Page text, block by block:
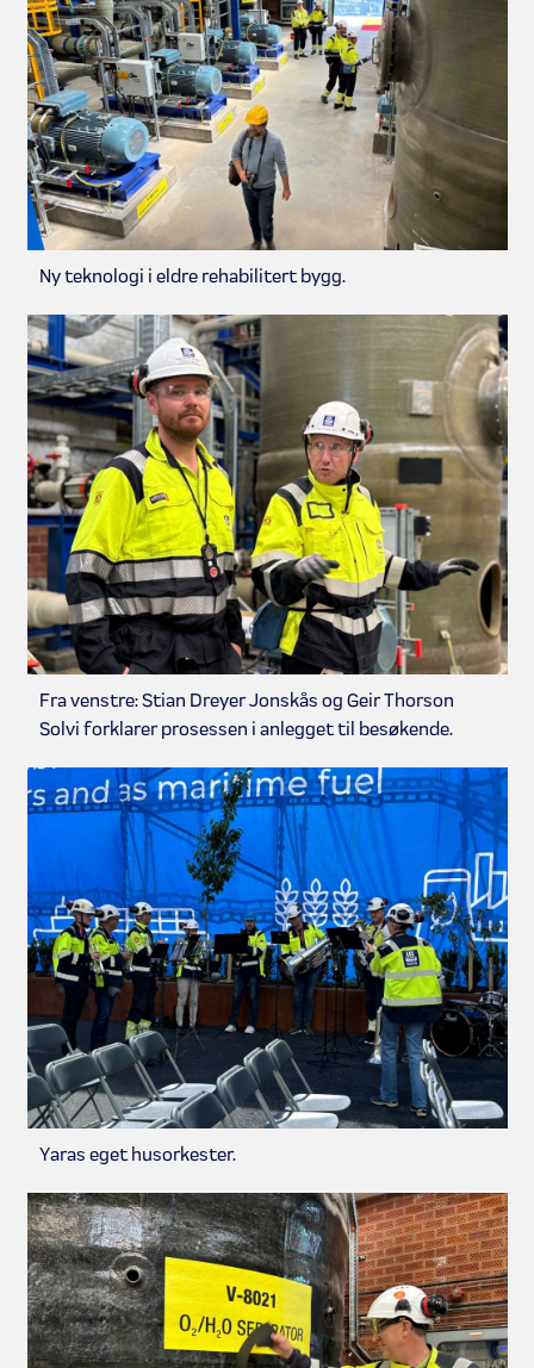
Ny teknologi i eldre rehabilitert bygg.
Fra venstre: Stian Dreyer Jonskås og Geir Thorson
Solvi forklarer prosessen i anlegget til besøkende.
Yaras eget husorkester.